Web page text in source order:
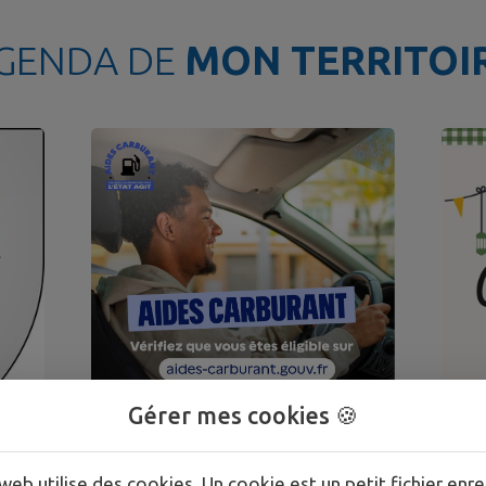
DE MON
03 15
Gérer mes cookies 🍪